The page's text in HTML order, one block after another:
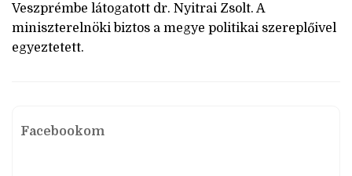
Veszprémbe látogatott dr. Nyitrai Zsolt. A
miniszterelnöki biztos a megye politikai szereplőivel
egyeztetett.
Facebookom